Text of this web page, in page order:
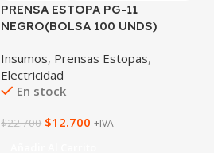
PRENSA ESTOPA PG-11
NEGRO(BOLSA 100 UNDS)
Insumos, Prensas Estopas,
Electricidad
En stock
$22.700 $12.700 +IVA